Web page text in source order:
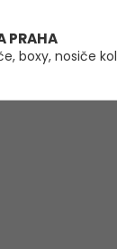
PRAHA
boxy, nosiče kol